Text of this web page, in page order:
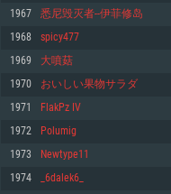
최소사양
운영체제: Windows 10 (64 bit)
프로세서: 2.2 GHz 듀얼코어 이상
메모리: 4GB
그래픽 카드: DirectX 11 이상을
GeForce GT 660. 최소 사양 해상
네트워크: 브로드밴드 인터넷
여유 저장 공간: 22.1 GB (최소 클
최소사양
운영체제: Mac OS Big Sur 11.0
프로세서: 최소 2.2 GHz의 Core
메모리: 6 GB
그래픽 카드: Metal 을 지원하는
능을 가지는 Mac 버전의 AMD/
네트워크: 브로드밴드 인터넷
여유 저장 공간: 22.1 GB (최소 클
최소사양
운영체제: 64bit Linux 중 최신 버
프로세서: 2.4 GHz 듀얼코어
메모리: 4 GB
그래픽 카드: Vulkan 을 지원하
660 (6개월 미만) 혹은 그와 동
원하는 AMD (6개월 미만; 최소
네트워크: 브로드밴드 인터넷
여유 저장 공간: 22.1 GB (최소 클
1967 悉尼毁灭者--伊菲修岛
1968 spicy477
1969 大噴菇
1970 おいしい果物サラダ
1971 FlakPz IV
1972 Polumig
1973 Newtype11
1974 _6dalek6_